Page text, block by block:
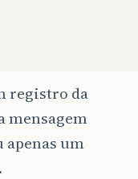
registro da
mensagem
apenas um